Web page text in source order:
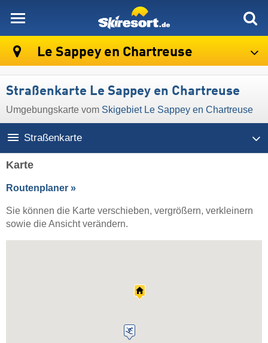
Le Sappey en Chartreuse
Straßenkarte Le Sappey en Chartreuse
Umgebungskarte vom Skigebiet Le Sappey en Chartreuse
Straßenkarte
Karte
Routenplaner »
Sie können die Karte verschieben, vergrößern, verkleinern
sowie die Ansicht verändern.